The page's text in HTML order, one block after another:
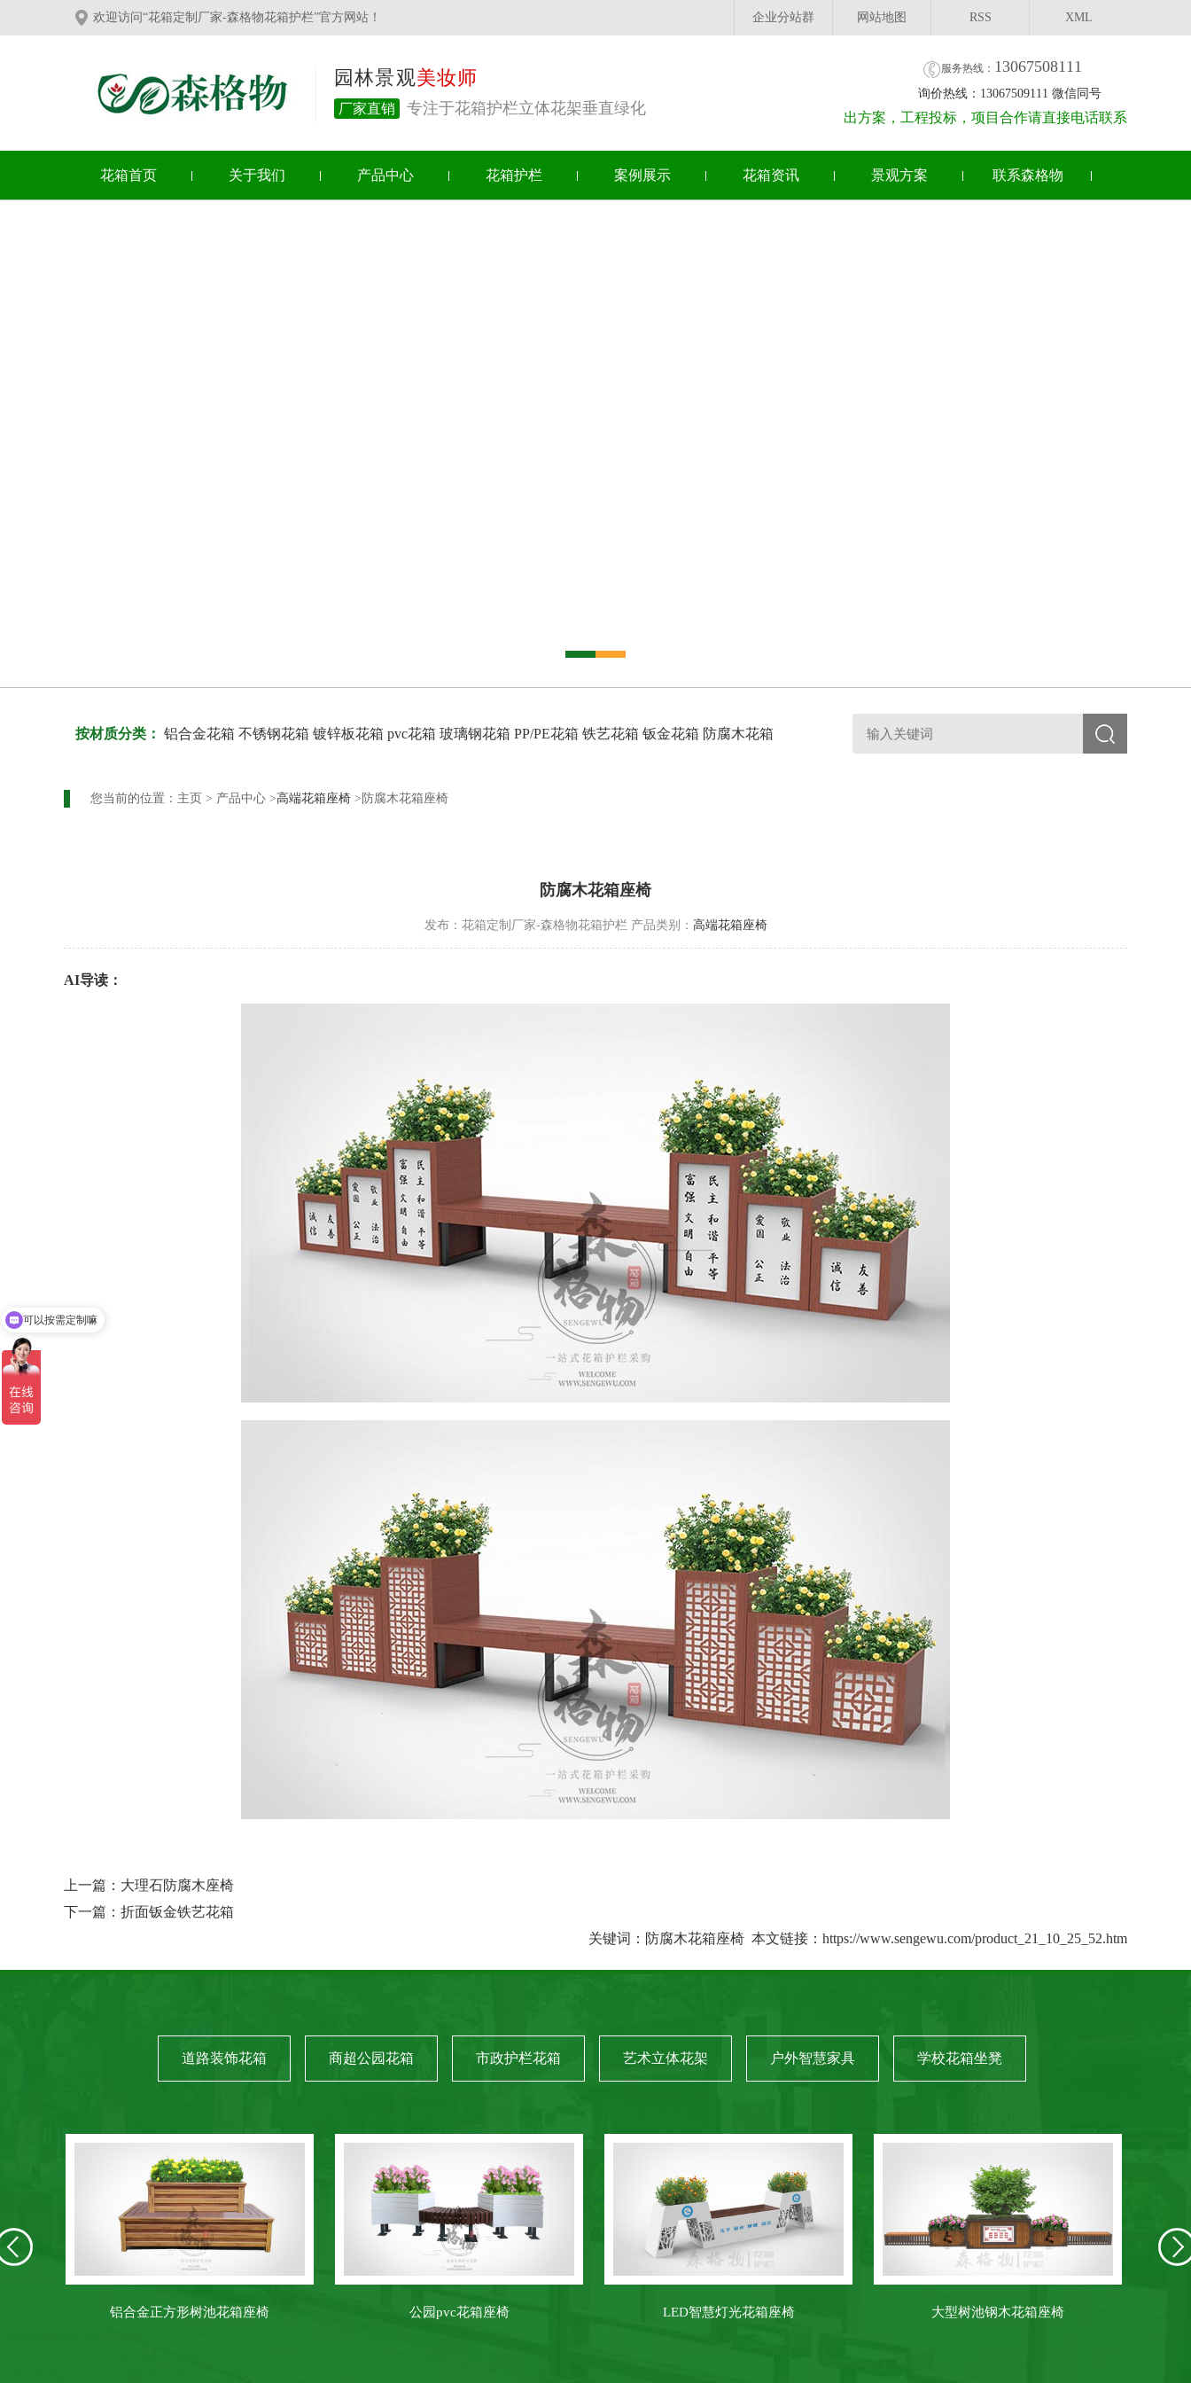
欢迎访问“花箱定制厂家-森格物花箱护栏”官方网站！ 企业分站群 网站地图 RSS XML
园林景观美妆师
厂家直销 专注于花箱护栏立体花架垂直绿化
服务热线： 13067508111
询价热线：13067509111 微信同号
出方案，工程投标，项目合作请直接电话联系
花箱首页 关于我们 产品中心 花箱护栏 案例展示 花箱资讯 景观方案 联系森格物
按材质分类： 铝合金花箱 不锈钢花箱 镀锌板花箱 pvc花箱 玻璃钢花箱 PP/PE花箱 铁艺花箱 钣金花箱 防腐木花箱
您当前的位置： 主页 > 产品中心 >高端花箱座椅 >防腐木花箱座椅
防腐木花箱座椅
发布：花箱定制厂家-森格物花箱护栏 产品类别： 高端花箱座椅
AI导读：
上一篇： 大理石防腐木座椅
下一篇： 折面钣金铁艺花箱
关键词： 防腐木花箱座椅 本文链接： https://www.sengewu.com/product_21_10_25_52.htm
道路装饰花箱 商超公园花箱 市政护栏花箱 艺术立体花架 户外智慧家具 学校花箱坐凳
铝合金正方形树池花箱座椅 公园pvc花箱座椅 LED智慧灯光花箱座椅 大型树池钢木花箱座椅
可以按需定制嘛